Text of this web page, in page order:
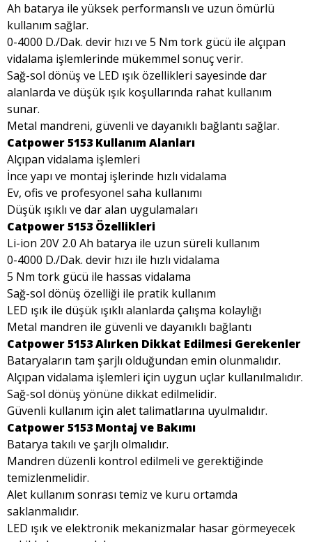
Ah batarya ile yüksek performanslı ve uzun ömürlü
kullanım sağlar.
0-4000 D./Dak. devir hızı ve 5 Nm tork gücü ile alçıpan
vidalama işlemlerinde mükemmel sonuç verir.
Sağ-sol dönüş ve LED ışık özellikleri sayesinde dar
alanlarda ve düşük ışık koşullarında rahat kullanım
sunar.
Metal mandreni, güvenli ve dayanıklı bağlantı sağlar.
Catpower 5153 Kullanım Alanları
Alçıpan vidalama işlemleri
İnce yapı ve montaj işlerinde hızlı vidalama
Ev, ofis ve profesyonel saha kullanımı
Düşük ışıklı ve dar alan uygulamaları
Catpower 5153 Özellikleri
Li-ion 20V 2.0 Ah batarya ile uzun süreli kullanım
0-4000 D./Dak. devir hızı ile hızlı vidalama
5 Nm tork gücü ile hassas vidalama
Sağ-sol dönüş özelliği ile pratik kullanım
LED ışık ile düşük ışıklı alanlarda çalışma kolaylığı
Metal mandren ile güvenli ve dayanıklı bağlantı
Catpower 5153 Alırken Dikkat Edilmesi Gerekenler
Bataryaların tam şarjlı olduğundan emin olunmalıdır.
Alçıpan vidalama işlemleri için uygun uçlar kullanılmalıdır.
Sağ-sol dönüş yönüne dikkat edilmelidir.
Güvenli kullanım için alet talimatlarına uyulmalıdır.
Catpower 5153 Montaj ve Bakımı
Batarya takılı ve şarjlı olmalıdır.
Mandren düzenli kontrol edilmeli ve gerektiğinde
temizlenmelidir.
Alet kullanım sonrası temiz ve kuru ortamda
saklanmalıdır.
LED ışık ve elektronik mekanizmalar hasar görmeyecek